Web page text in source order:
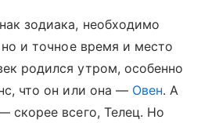
зодиака, необходимо
но и точное время и место
родился утром, особенно
что он или она — Овен. А
скорее всего, Телец. Но